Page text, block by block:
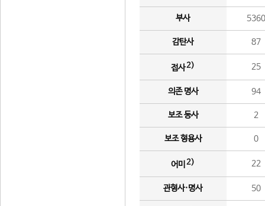
부사 5360
감탄사 87
접사2) 25
의존 명사 94
보조 동사 2
보조 형용사 0
어미 2) 22
관형사·명사 50